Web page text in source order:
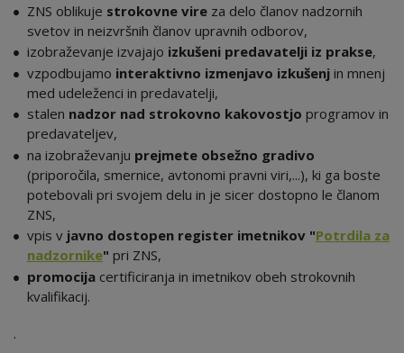
ZNS oblikuje strokovne vire za delo članov nadzornih
svetov in neizvršnih članov upravnih odborov,
izobraževanje izvajajo izkušeni predavatelji iz prakse,
vzpodbujamo interaktivno izmenjavo izkušenj in mnenj
med udeleženci in predavatelji,
stalen nadzor nad strokovno kakovostjo programov in
predavateljev,
na izobraževanju prejmete obsežno gradivo
(priporočila, smernice, avtonomi pravni viri,...), ki ga boste
potebovali pri svojem delu in je sicer dostopno le članom
ZNS,
vpis v javno dostopen register imetnikov "Potrdila za
nadzornike" pri ZNS,
promocija certificiranja in imetnikov obeh strokovnih
kvalifikacij.
.